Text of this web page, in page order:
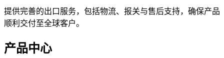
提供完善的出口服务，包括物流、报关与售后支持，确保产品
顺利交付至全球客户。
产品中心